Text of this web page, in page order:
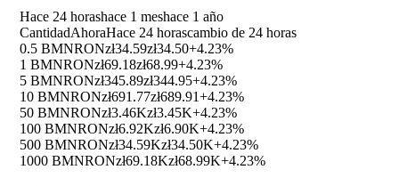
Hace 24 horashace 1 meshace 1 año
CantidadAhoraHace 24 horascambio de 24 horas
0.5 BMNRONzł34.59zł34.50+4.23%
1 BMNRONzł69.18zł68.99+4.23%
5 BMNRONzł345.89zł344.95+4.23%
10 BMNRONzł691.77zł689.91+4.23%
50 BMNRONzł3.46Kzł3.45K+4.23%
100 BMNRONzł6.92Kzł6.90K+4.23%
500 BMNRONzł34.59Kzł34.50K+4.23%
1000 BMNRONzł69.18Kzł68.99K+4.23%